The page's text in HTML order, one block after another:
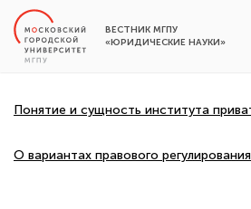
ВЕСТНИК МГПУ
«ЮРИДИЧЕСКИЕ НАУКИ»
Понятие и сущность института
О вариантах правового